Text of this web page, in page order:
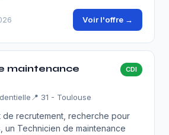
Voir l'offre →
maintenance
CDI
📍 31 - Toulouse
de recrutement, recherche pour
un Technicien de maintenance